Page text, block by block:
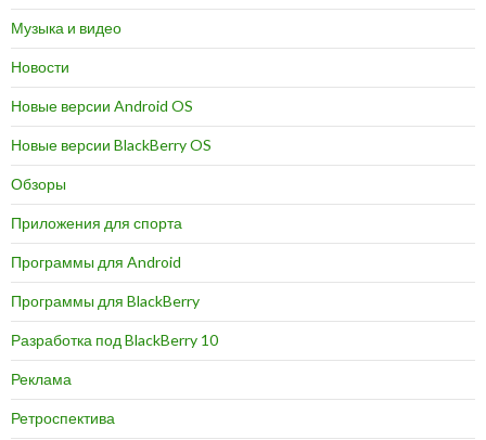
Музыка и видео
Новости
Новые версии Android OS
Новые версии BlackBerry OS
Обзоры
Приложения для спорта
Программы для Android
Программы для BlackBerry
Разработка под BlackBerry 10
Реклама
Ретроспектива